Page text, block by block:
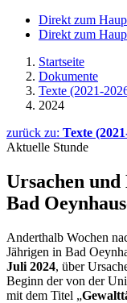
Direkt zum
Direkt zum
Startseite
Dokumente
Texte (2021-
2024
zurück zu: Texte
Aktuelle Stunde
Ursachen und
Bad
Anderthalb Wochen
Jährigen in Bad
Juli 2024, über
Beginn der von der
mit dem Titel „